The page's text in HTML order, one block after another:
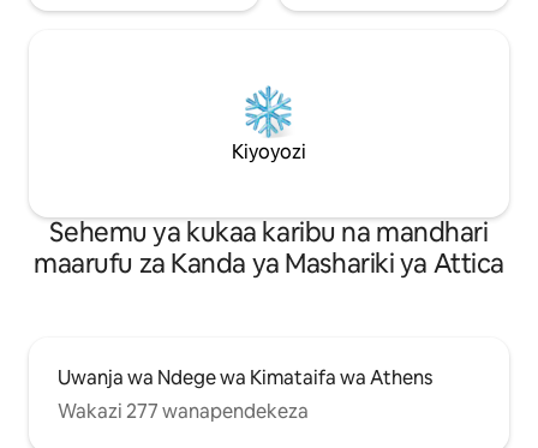
Kiyoyozi
Sehemu ya kukaa karibu na mandhari
maarufu za Kanda ya Mashariki ya Attica
Uwanja wa Ndege wa Kimataifa wa Athens
Wakazi 277 wanapendekeza